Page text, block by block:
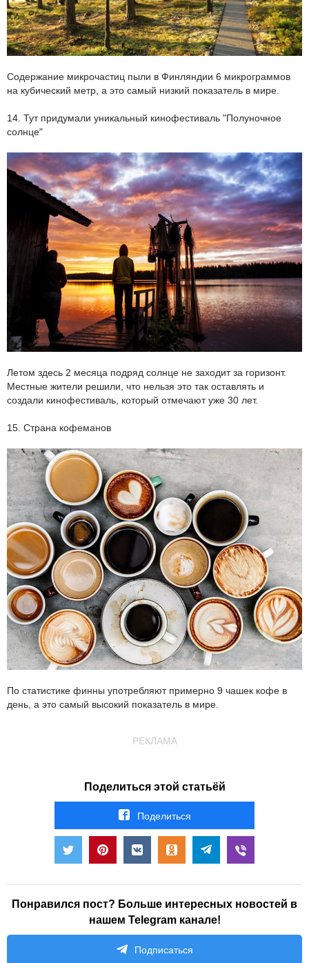
Содержание микрочастиц пыли в Финляндии 6 микрограммов
на кубический метр, а это самый низкий показатель в мире.
14. Тут придумали уникальный кинофестиваль "Полуночное
солнце"
Летом здесь 2 месяца подряд солнце не заходит за горизонт.
Местные жители решили, что нельзя это так оставлять и
создали кинофестиваль, который отмечают уже 30 лет.
15. Страна кофеманов
По статистике финны употребляют примерно 9 чашек кофе в
день, а это самый высокий показатель в мире.
РЕКЛАМА
Поделиться этой статьёй
Поделиться
Понравился пост? Больше интересных новостей в
нашем Telegram канале!
Подписаться